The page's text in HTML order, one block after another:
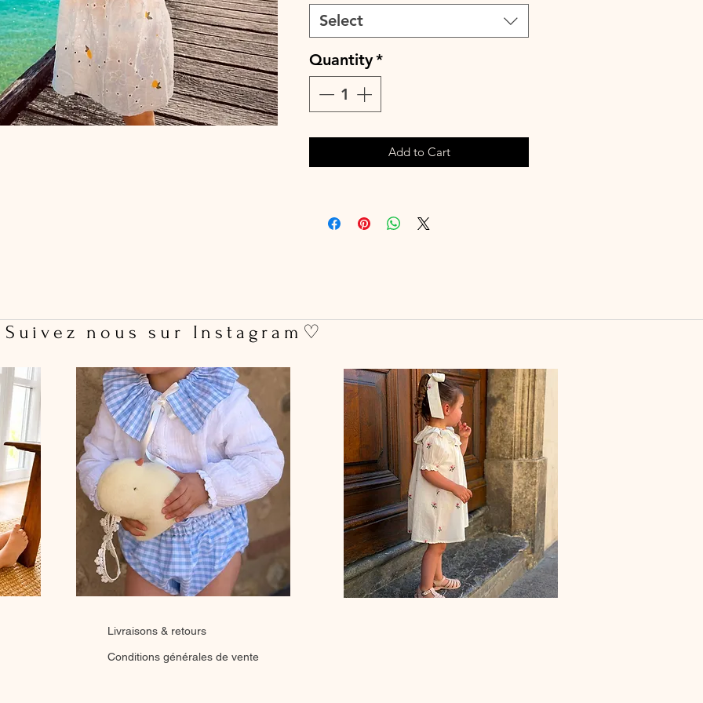
♡ Robe entièrement réalisée à la main.
♡ Le délai de fabrication est de 15 à 28
jours ouvrés selon les commandes en
cours.
♡ Lavage à la main ou en machine 30°
max, couleurs similaires, cycle délicat. Ne
Select
Quantity*
Add to Cart
nous sur Instagram♡
Livraisons & retours
Conditions générales de vente